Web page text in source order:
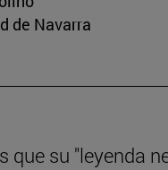
de Navarra
que su "leyenda